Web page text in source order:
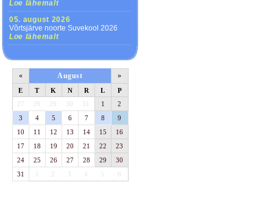
Loe lähemalt
05. august 2026
Võrtsjärve noorte Suvekool 2026
Loe lähemalt
« August »
E T K N R L
P
27
28 29 30 31 1
2
3
4 5 6 7 8
9
10
11 12 13 14 15
16
17
18 19 20 21 22
23
24
25 26 27 28 29
30
31
1 3 4 5 6